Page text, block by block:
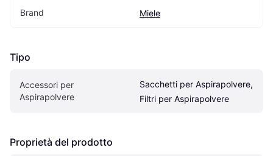
Brand Miele
Tipo
Accessori per
Aspirapolvere
Sacchetti per Aspirapolvere,
Filtri per Aspirapolvere
Proprietà del prodotto